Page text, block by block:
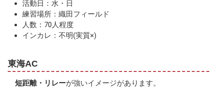
活動日：水・日
練習場所：織田フィールド
人数：70人程度
インカレ：不明(実質×)
東海AC
短距離・リレーが強いイメージがあります。